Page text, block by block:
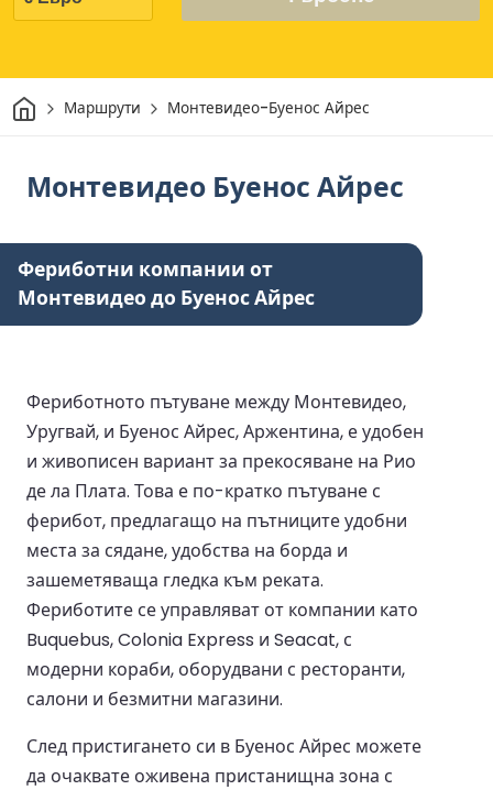
Начало
Маршрути Монтевидео-Буенос Айрес
Монтевидео Буенос Айрес
Фериботни компании от
Монтевидео до Буенос Айрес
Фериботното пътуване между Монтевидео,
Уругвай, и Буенос Айрес, Аржентина, е удобен
и живописен вариант за прекосяване на Рио
де ла Плата. Това е по-кратко пътуване с
ферибот, предлагащо на пътниците удобни
места за сядане, удобства на борда и
зашеметяваща гледка към реката.
Фериботите се управляват от компании като
Buquebus, Colonia Express и Seacat, с
модерни кораби, оборудвани с ресторанти,
салони и безмитни магазини.
След пристигането си в Буенос Айрес можете
да очаквате оживена пристанищна зона с